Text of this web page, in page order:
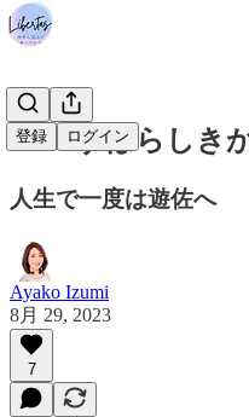
登録 ログイン
#259 すばらしき
人生で一度は遊佐へ
Ayako Izumi
8月 29, 2023
7